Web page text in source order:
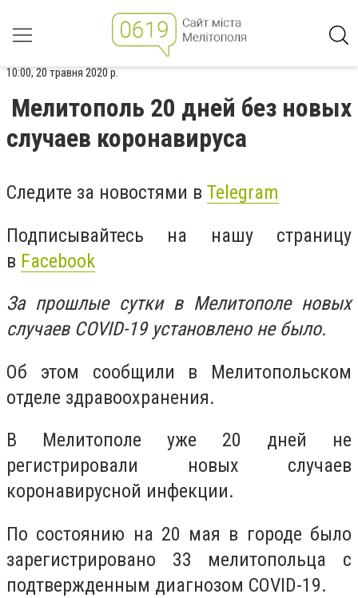
10:00, 20 травня 2020 р.
Мелитополь 20 дней без новых
случаев коронавируса
Следите за новостями в Telegram
Подписывайтесь на нашу страницу
в Facebook
За прошлые сутки в Мелитополе новых
случаев COVID-19 установлено не было.
Об этом сообщили в Мелитопольском
отделе здравоохранения.
В Мелитополе уже 20 дней не
регистрировали новых случаев
коронавирусной инфекции.
По состоянию на 20 мая в городе было
зарегистрировано 33 мелитопольца с
подтвержденным диагнозом COVID-19.